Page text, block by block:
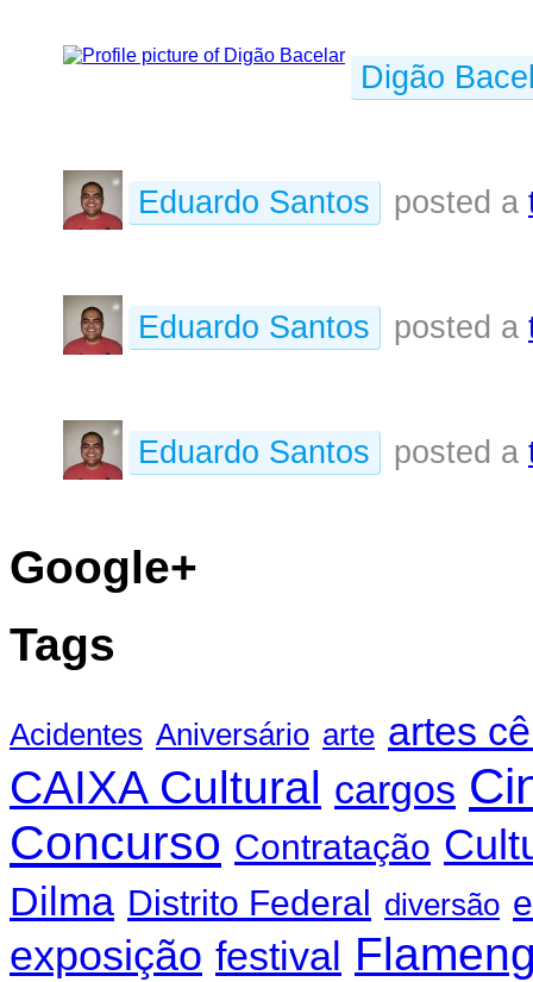
Digão
Eduardo Santos posted a
Eduardo Santos posted a
Eduardo Santos posted a
Google+
Tags
Acidentes Aniversário arte artes
CAIXA Cultural cargos
Concurso Contratação
Dilma Distrito Federal diversão
exposição festival